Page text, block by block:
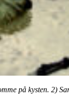
på kysten. 2)